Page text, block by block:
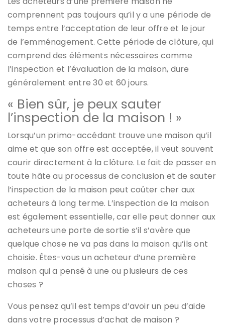
comprennent pas toujours qu’il y a une période de
temps entre l’acceptation de leur offre et le jour
de l’emménagement. Cette période de clôture, qui
comprend des éléments nécessaires comme
l’inspection et l’évaluation de la maison, dure
généralement entre 30 et 60 jours.
« Bien sûr, je peux sauter
l’inspection de la maison ! »
Lorsqu’un primo-accédant trouve une maison qu’il
aime et que son offre est acceptée, il veut souvent
courir directement à la clôture. Le fait de passer en
toute hâte au processus de conclusion et de sauter
l’inspection de la maison peut coûter cher aux
acheteurs à long terme. L’inspection de la maison
est également essentielle, car elle peut donner aux
acheteurs une porte de sortie s’il s’avère que
quelque chose ne va pas dans la maison qu’ils ont
choisie. Êtes-vous un acheteur d’une première
maison qui a pensé à une ou plusieurs de ces
choses ?
Vous pensez qu’il est temps d’avoir un peu d’aide
dans votre processus d’achat de maison ?